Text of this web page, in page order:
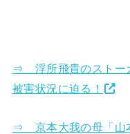
⇒ 浮所飛貴のストー
被害状況に迫る！
⇒ 京本大我の母「山